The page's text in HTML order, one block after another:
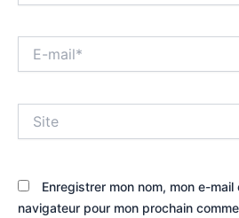
mail*
Enregistrer mon nom, mon e-
navigateur pour mon prochain